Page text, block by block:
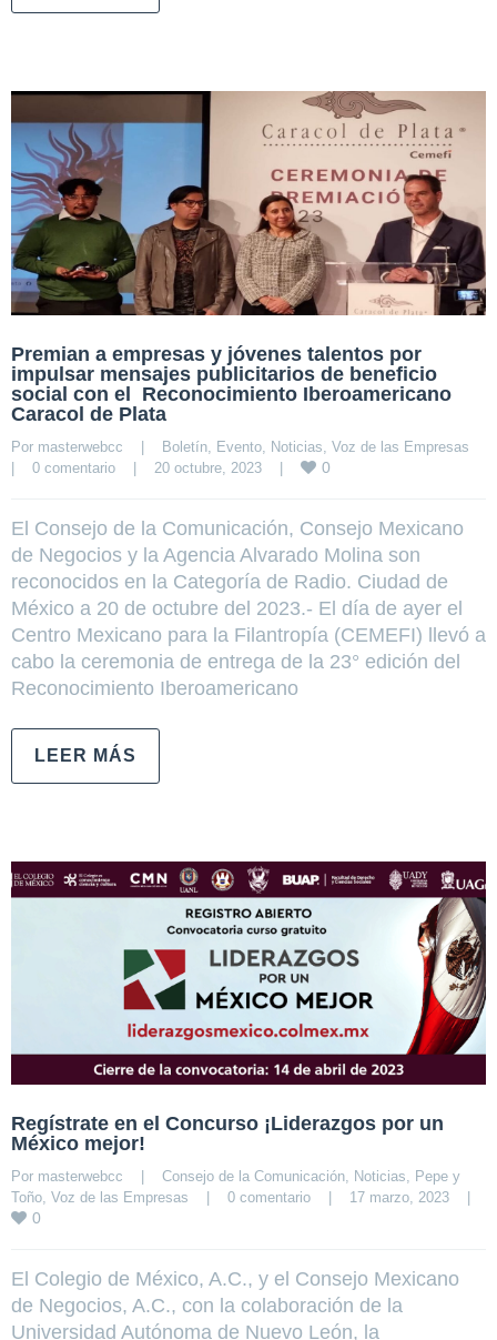
Premian a empresas y jóvenes talentos por
impulsar mensajes publicitarios de beneficio
social con el Reconocimiento Iberoamericano
Caracol de Plata
Por masterwebcc | Boletín Evento Noticias Voz de las Empresas
|
0 comentario | 20 octubre, 2023 | 0
El Consejo de la Comunicación, Consejo Mexicano
de Negocios y la Agencia Alvarado Molina son
reconocidos en la Categoría de Radio. Ciudad de
México a 20 de octubre del 2023.- El día de ayer el
Centro Mexicano para la Filantropía (CEMEFI) llevó a
cabo la ceremonia de entrega de la 23° edición del
Reconocimiento Iberoamericano
LEER MÁS
Regístrate en el Concurso ¡Liderazgos por un
México mejor!
Por masterwebcc Consejo de la Comunicación, Noticias, Pepe y
Toño, Voz de las Empresas 0 comentario 17 marzo, 2023
0
El Colegio de México, A.C., y el Consejo Mexicano
de Negocios, A.C., con la colaboración de la
Universidad Autónoma de Nuevo León, la